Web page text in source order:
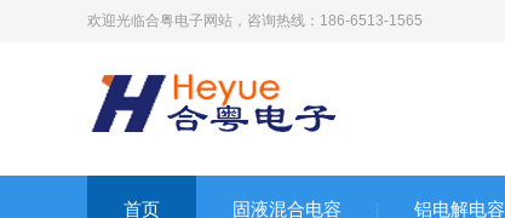
欢迎光临合粤电子网站，咨询热线：186-6513-1565
首页 固液混合电容 铝电解电容